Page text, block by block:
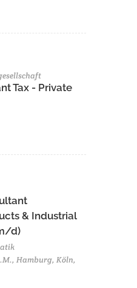
Tax - Private
& Industrial
d)
Hamburg, Köln,